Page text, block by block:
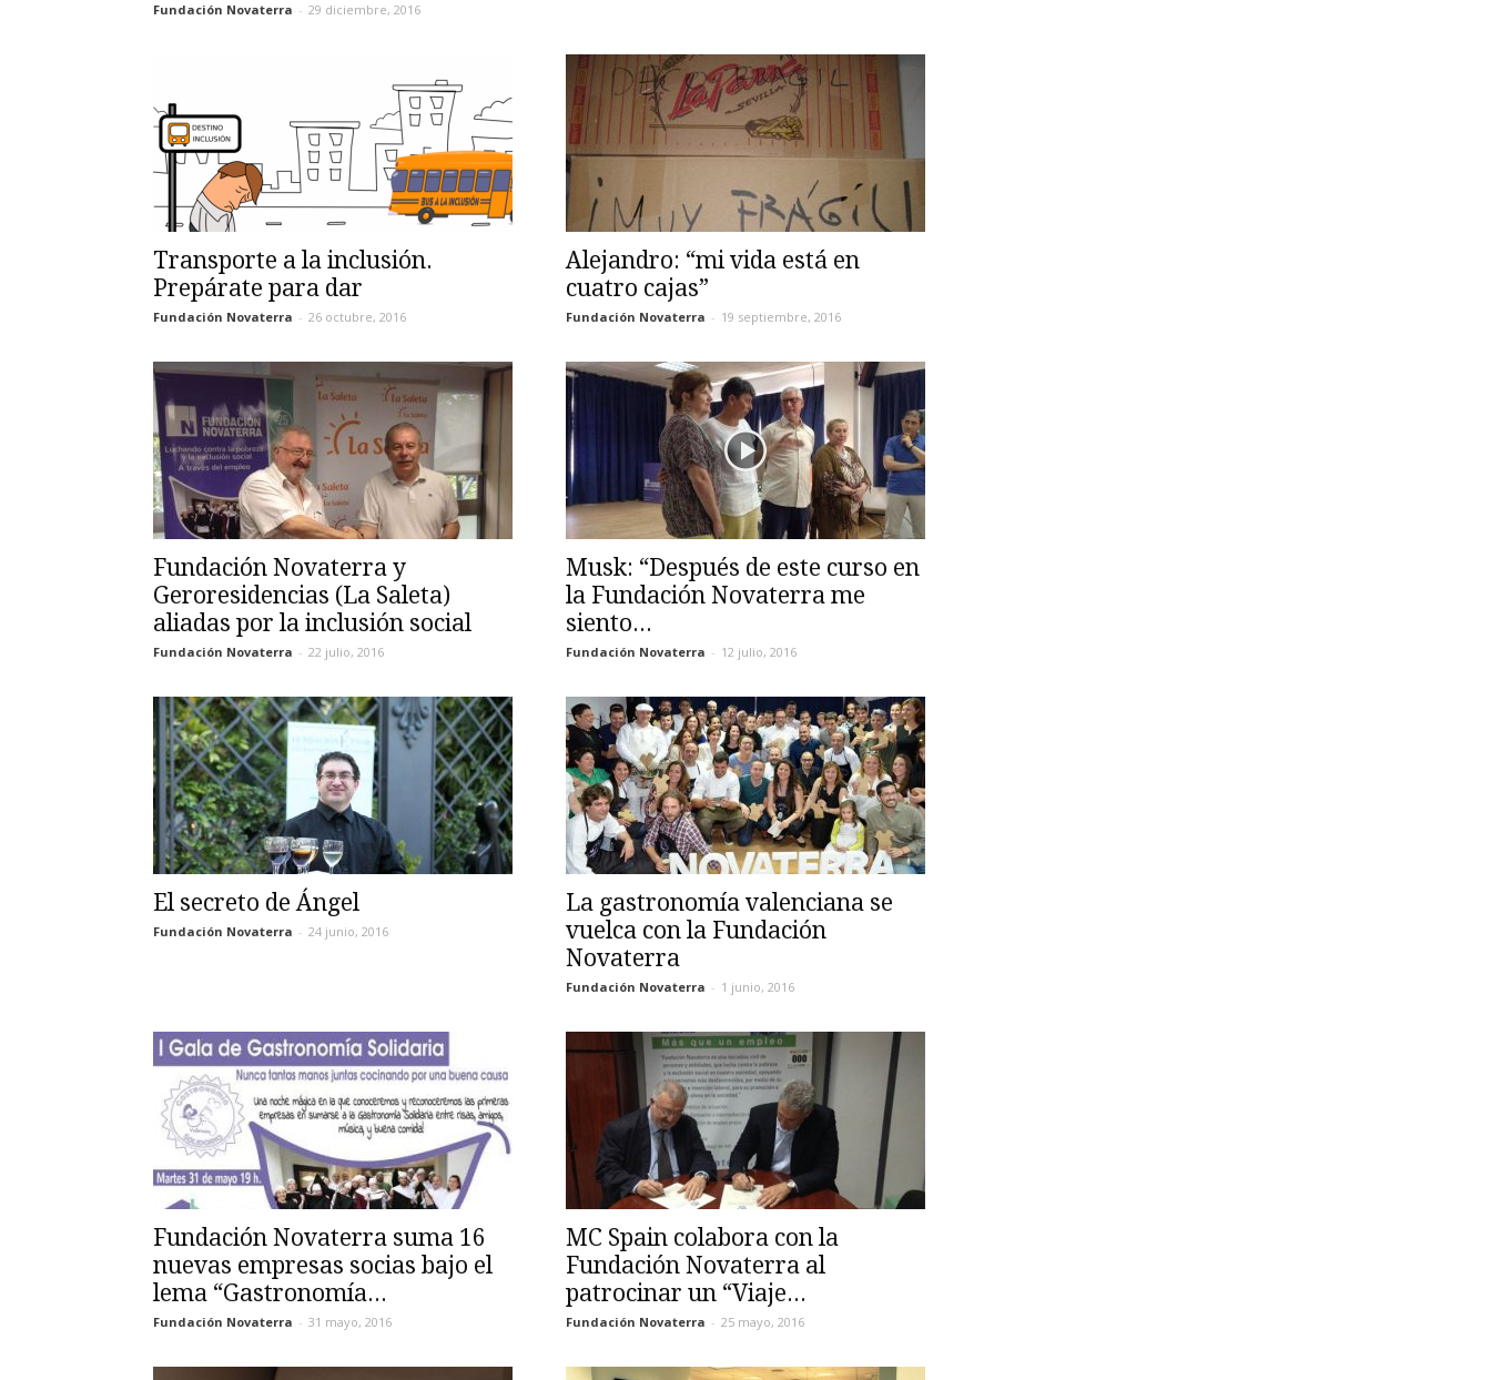
Fundación Novaterra - 29 diciembre, 2016
Transporte a la inclusión.
Prepárate para dar
Fundación Novaterra - 26 octubre, 2016
Alejandro: “mi vida está en
cuatro cajas”
Fundación Novaterra - 19 septiembre, 2016
Fundación Novaterra y
Geroresidencias (La Saleta)
aliadas por la inclusión social
Fundación Novaterra - 22 julio, 2016
Musk: “Después de este curso en
la Fundación Novaterra me
siento...
Fundación Novaterra - 12 julio, 2016
El secreto de Ángel
Fundación Novaterra - 24 junio, 2016
La gastronomía valenciana se
vuelca con la Fundación
Novaterra
Fundación Novaterra - 1 junio, 2016
Fundación Novaterra suma 16
nuevas empresas socias bajo el
lema “Gastronomía...
Fundación Novaterra - 31 mayo, 2016
MC Spain colabora con la
Fundación Novaterra al
patrocinar un “Viaje...
Fundación Novaterra - 25 mayo, 2016